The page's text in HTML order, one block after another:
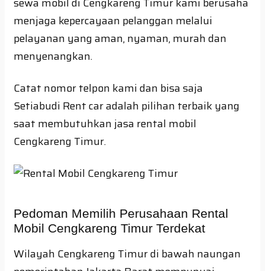
menjaga kepercayaan pelanggan melalui
pelayanan yang aman, nyaman, murah dan
menyenangkan.
Catat nomor telpon kami dan bisa saja
Setiabudi Rent car adalah pilihan terbaik yang
saat membutuhkan jasa rental mobil
Cengkareng Timur.
Pedoman Memilih Perusahaan Rental
Mobil Cengkareng Timur Terdekat
Wilayah Cengkareng Timur di bawah naungan